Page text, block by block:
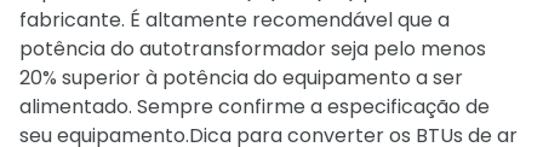
fabricante. É altamente recomendável que a
potência do autotransformador seja pelo menos
20% superior à potência do equipamento a ser
alimentado. Sempre confirme a especificação de
seu equipamento.Dica para converter os BTUs de ar